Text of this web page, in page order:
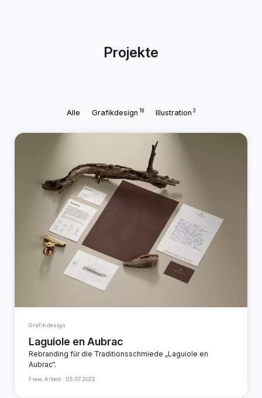
Projekte
Alle Grafikdesign 18 Illustration 3
Grafikdesign
Laguiole en Aubrac
Rebranding für die Traditionsschmiede „Laguiole en
Aubrac“.
Freie Arbeit ·05.07.2022